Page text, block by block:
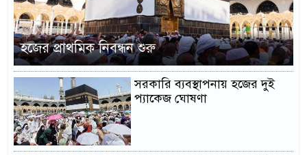
হজের প্রাথমিক নিবন্ধন শুরু
সরকারি ব্যবস্থাপনায় হজের দুই
প্যাকেজ ঘোষণা